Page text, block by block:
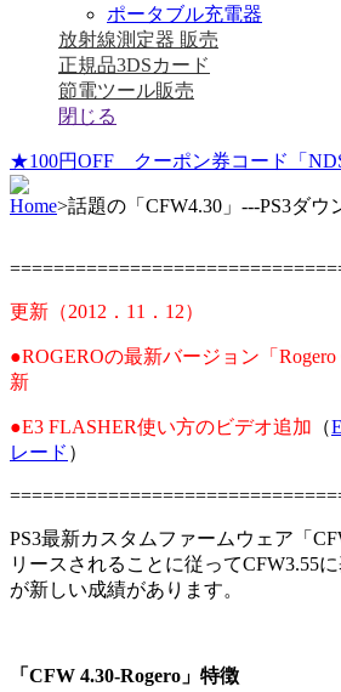
ポータブル充電器
放射線測定器 販売
正規品3DSカード
節電ツール販売
閉じる
★100円OFF クーポン券コード「
Home>話題の「CFW4.30」---PS3ダウ
更新（2012．11．12）
●ROGEROの最新バージョン「
新
●E3 FLASHER使い方のビデオ追加 （
レード ）
PS3最新カスタムファームウェア「
リースされることに従ってCFW3.55
が新しい成績があります。
「CFW 4.30-Rogero」特徴